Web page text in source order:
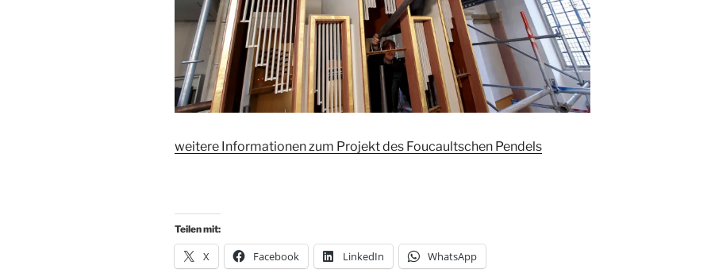
weitere Informationen zum Projekt des Foucaultschen Pendels
Teilen mit:
X Facebook LinkedIn WhatsApp